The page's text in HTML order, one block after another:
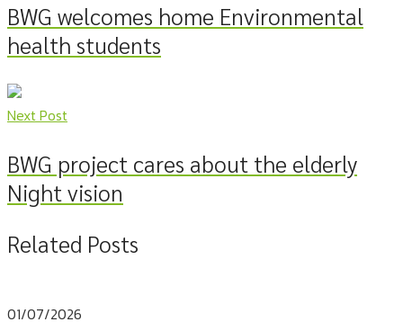
BWG welcomes home Environmental
health students
Next Post
BWG project cares about the elderly
Night vision
Related Posts
01/07/2026